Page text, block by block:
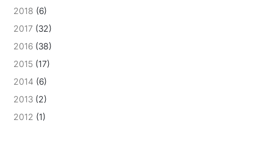
2018 (6)
2017 (32)
2016 (38)
2015 (17)
2014 (6)
2013 (2)
2012 (1)